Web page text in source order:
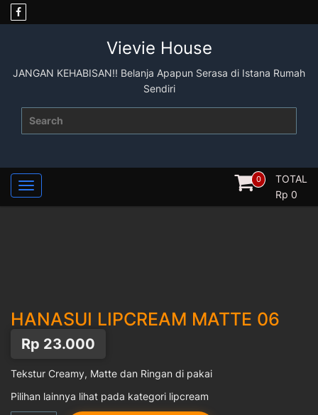
Skip
to
Vievie House
JANGAN KEHABISAN!! Belanja Apapun Serasa di Istana Rumah
Sendiri
0
TOTAL
Rp 0
HANASUI LIPCREAM MATTE 06
Rp 23.000
Tekstur Creamy, Matte dan Ringan di pakai
Pilihan lainnya lihat pada kategori lipcream